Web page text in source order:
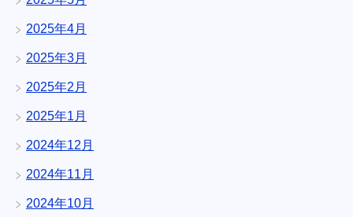
2025年4月
2025年3月
2025年2月
2025年1月
2024年12月
2024年11月
2024年10月